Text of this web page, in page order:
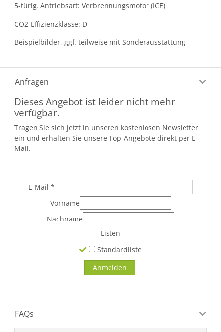
5-türig, Antriebsart: Verbrennungsmotor (ICE)
CO2-Effizienzklasse: D
Beispielbilder, ggf. teilweise mit Sonderausstattung
Anfragen
Dieses Angebot ist leider nicht mehr
verfügbar.
Tragen Sie sich jetzt in unseren kostenlosen Newsletter
ein und erhalten Sie unsere Top-Angebote direkt per E-
Mail.
E-Mail *
Vorname
Nachname
Listen
Standardliste
FAQs